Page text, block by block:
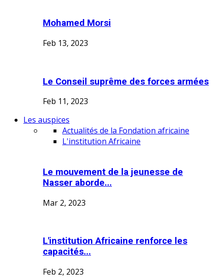
Mohamed Morsi
Feb 13, 2023
Le Conseil suprême des forces armées
Feb 11, 2023
Les auspices
Actualités de la Fondation africaine
L'institution Africaine
Le mouvement de la jeunesse de
Nasser aborde...
Mar 2, 2023
L'institution Africaine renforce les
capacités...
Feb 2, 2023